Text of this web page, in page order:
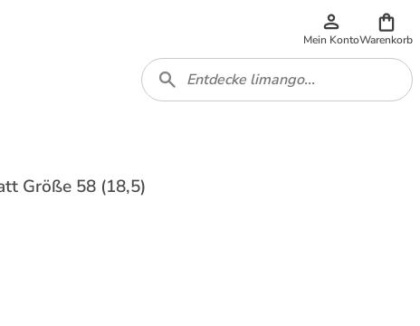
Mein KontoWarenkorb
Größe 58 (18,5)